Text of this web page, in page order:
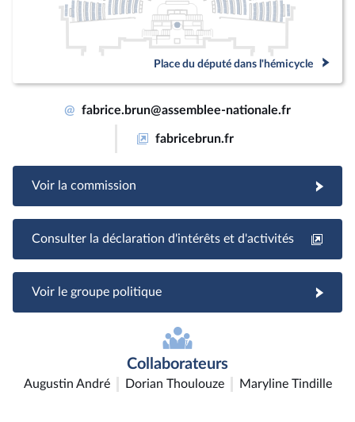
Place du député dans l'hémicycle
@ fabrice.brun@assemblee-nationale.fr
fabricebrun.fr
Voir la commission
Consulter la déclaration d'intérêts et d'activités
Voir le groupe politique
Collaborateurs
Augustin André Dorian Thoulouze Maryline Tindille